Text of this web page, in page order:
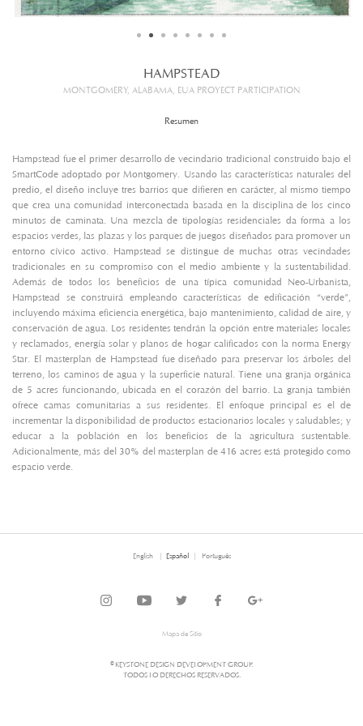
HAMPSTEAD
MONTGOMERY, ALABAMA, EUA PROYECT PARTICIPATION
Resumen
Hampstead fue el primer desarrollo de vecindario tradicional construido bajo el
SmartCode adoptado por Montgomery. Usando las características naturales del
predio, el diseño incluye tres barrios que difieren en carácter, al mismo tiempo
que crea una comunidad interconectada basada en la disciplina de los cinco
minutos de caminata. Una mezcla de tipologías residenciales da forma a los
espacios verdes, las plazas y los parques de juegos diseñados para promover un
entorno cívico activo. Hampstead se distingue de muchas otras vecindades
tradicionales en su compromiso con el medio ambiente y la sustentabilidad.
Además de todos los beneficios de una típica comunidad Neo-Urbanista,
Hampstead se construirá empleando características de edificación “verde”,
incluyendo máxima eficiencia energética, bajo mantenimiento, calidad de aire, y
conservación de agua. Los residentes tendrán la opción entre materiales locales
y reclamados, energía solar y planos de hogar calificados con la norma Energy
Star. El masterplan de Hampstead fue diseñado para preservar los árboles del
terreno, los caminos de agua y la superficie natural. Tiene una granja orgánica
de 5 acres funcionando, ubicada en el corazón del barrio. La granja también
ofrece camas comunitarias a sus residentes. El enfoque principal es el de
incrementar la disponibilidad de productos estacionarios locales y saludables; y
educar a la población en los beneficios de la agricultura sustentable.
Adicionalmente, más del 30% del masterplan de 416 acres está protegido como
espacio verde.
English Español Português
Mapa de Sitio
© KEYSTONE DESIGN DEVELOPMENT GROUP.
TODOS LO DERECHOS RESERVADOS.